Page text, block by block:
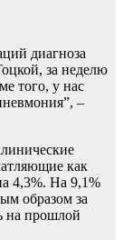
диагноза
за неделю
того, у нас
–
как
4,3%. На 9,1%
образом за
на прошлой